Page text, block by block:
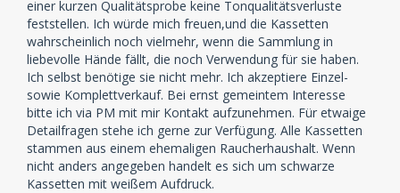
einer kurzen Qualitätsprobe keine Tonqualitätsverluste
feststellen. Ich würde mich freuen,und die Kassetten
wahrscheinlich noch vielmehr, wenn die Sammlung in
liebevolle Hände fällt, die noch Verwendung für sie haben.
Ich selbst benötige sie nicht mehr. Ich akzeptiere Einzel-
sowie Komplettverkauf. Bei ernst gemeintem Interesse
bitte ich via PM mit mir Kontakt aufzunehmen. Für etwaige
Detailfragen stehe ich gerne zur Verfügung. Alle Kassetten
stammen aus einem ehemaligen Raucherhaushalt. Wenn
nicht anders angegeben handelt es sich um schwarze
Kassetten mit weißem Aufdruck.